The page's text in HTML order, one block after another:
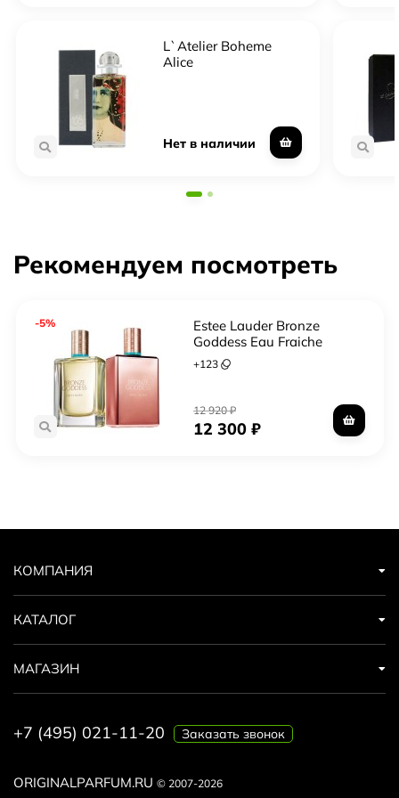
L`Atelier Boheme
Alice
Нет в наличии
Рекомендуем посмотреть
-5%
Estee Lauder Bronze
Goddess Eau Fraiche
Skinscent 2017
+123
12 920₽
12 300 ₽
ORIGINALPARFUM.RU © 2007-2026
КОМПАНИЯ
КАТАЛОГ
МАГАЗИН
+7 (495) 021-11-20 Заказать звонок